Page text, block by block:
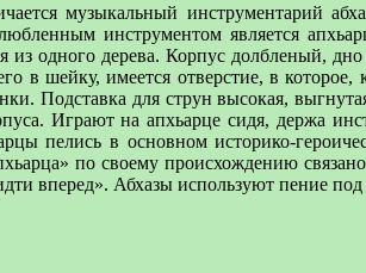
музыкальный инструментарий
инструментом является
из одного дерева. Корпус долбленый,
в шейку, имеется отверстие, в
Подставка для струн высокая,
Играют на апхьарце сидя, держа
пелись в основном историко-
по своему происхождению
вперед». Абхазы используют пение под